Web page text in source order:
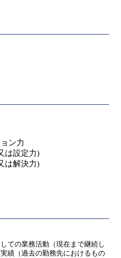
ン力
は設定力)
は解決力)
ての業務活動（現在まで継続し
績（過去の勤務先におけるもの